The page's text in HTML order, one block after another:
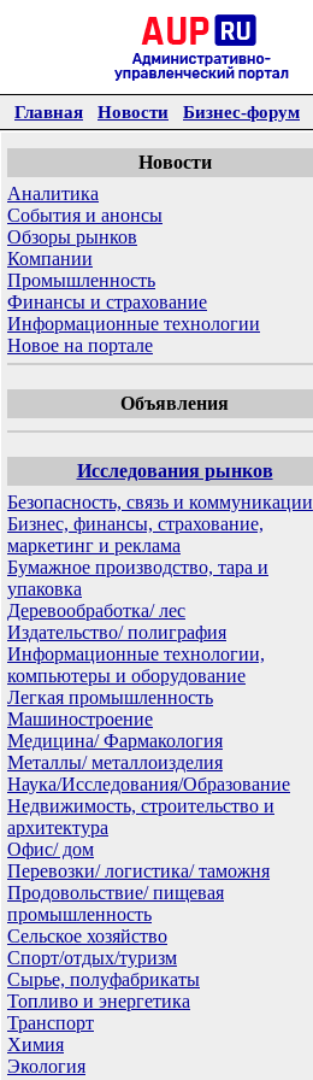
Главная Новости Бизнес-форум
Новости
Аналитика
События и анонсы
Обзоры рынков
Компании
Промышленность
Финансы и страхование
Информационные технологии
Новое на портале
Объявления
Исследования рынков
Безопасность, связь и коммуникации
Бизнес, финансы, страхование,
маркетинг и реклама
Бумажное производство, тара и
упаковка
Деревообработка/ лес
Издательство/ полиграфия
Информационные технологии,
компьютеры и оборудование
Легкая промышленность
Машиностроение
Медицина/ Фармакология
Металлы/ металлоизделия
Наука/Исследования/Образование
Недвижимость, строительство и
архитектура
Офис/ дом
Перевозки/ логистика/ таможня
Продовольствие/ пищевая
промышленность
Сельское хозяйство
Спорт/отдых/туризм
Сырье, полуфабрикаты
Топливо и энергетика
Транспорт
Химия
Экология